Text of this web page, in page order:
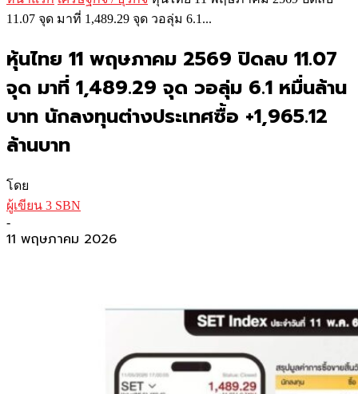
11.07 จุด มาที่ 1,489.29 จุด วอลุ่ม 6.1...
หุ้นไทย 11 พฤษภาคม 2569 ปิดลบ 11.07
จุด มาที่ 1,489.29 จุด วอลุ่ม 6.1 หมื่นล้าน
บาท นักลงทุนต่างประเทศซื้อ +1,965.12
ล้านบาท
โดย
ผู้เขียน 3 SBN
-
11 พฤษภาคม 2026